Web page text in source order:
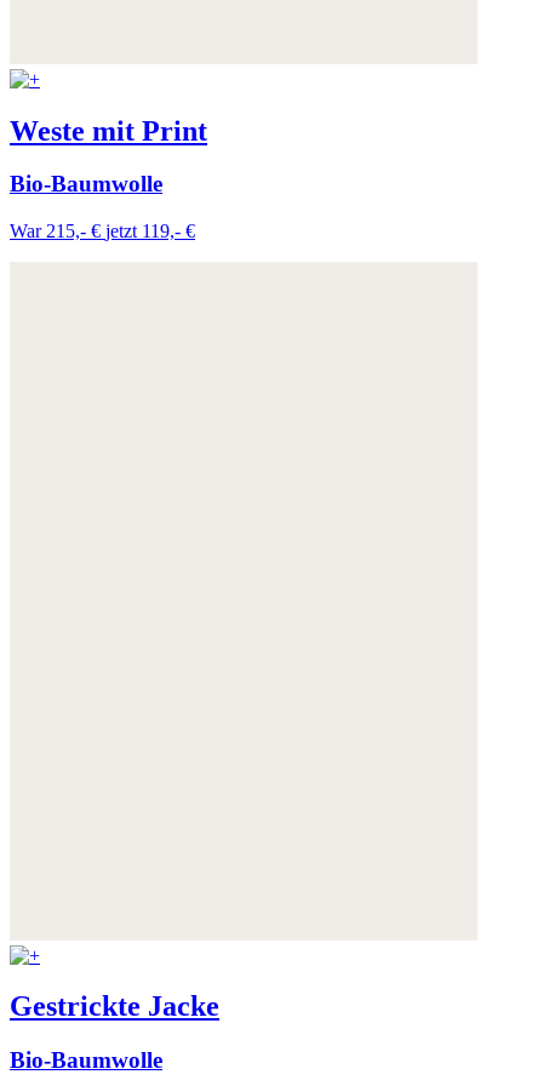
Weste mit Print
Bio-Baumwolle
War 215,- € jetzt 119,- €
Gestrickte Jacke
Bio-Baumwolle